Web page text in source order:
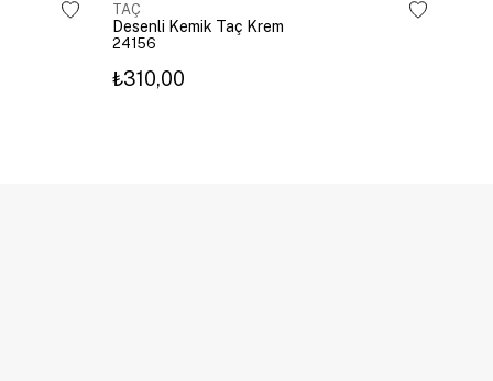
TAÇ
Desenli Kemik Taç Krem
24156
₺310,00